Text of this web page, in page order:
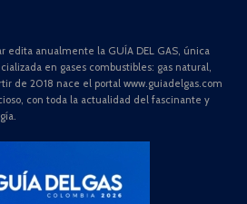
edita anualmente la GUÍA DEL GAS, única
en gases combustibles: gas natural,
de 2018 nace el portal www.guiadelgas.com
con toda la actualidad del fascinante y